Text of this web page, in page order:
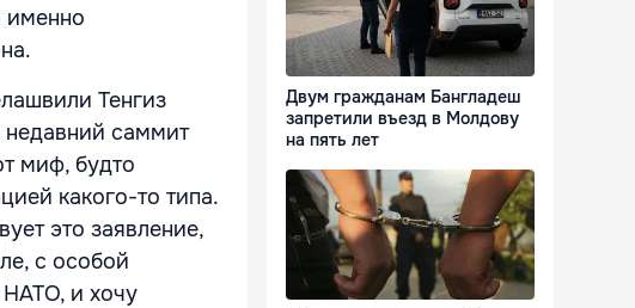
именно
Тенгиз
недавний саммит
миф, будто
какого-то типа.
это заявление,
с особой
НАТО, и хочу
Двум гражданам Бангладеш
запретили въезд в Молдову
на пять лет